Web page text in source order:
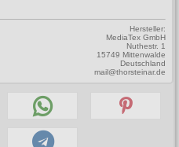
Hersteller:
MediaTex GmbH
Nuthestr. 1
15749 Mittenwalde
Deutschland
mail@thorsteinar.de